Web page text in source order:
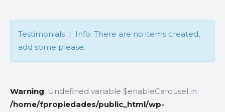
Testimonials | Info: There are no items created,
add some please.
Warning: Undefined variable $enableCarousel in
/home/fpropiedades/public_html/wp-